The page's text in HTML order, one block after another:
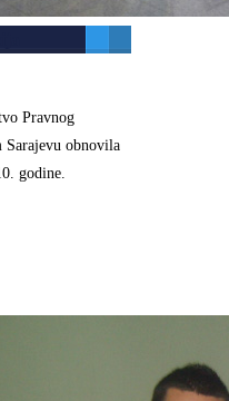
Pravnog
Sarajevu obnovila
godine.